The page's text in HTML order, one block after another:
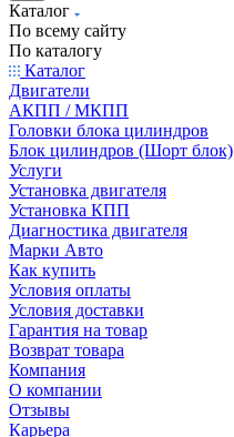
Каталог
По всему сайту
По каталогу
Каталог
Двигатели
АКПП / МКПП
Головки блока цилиндров
Блок цилиндров (Шорт блок)
Услуги
Установка двигателя
Установка КПП
Диагностика двигателя
Марки Авто
Как купить
Условия оплаты
Условия доставки
Гарантия на товар
Возврат товара
Компания
О компании
Отзывы
Карьера